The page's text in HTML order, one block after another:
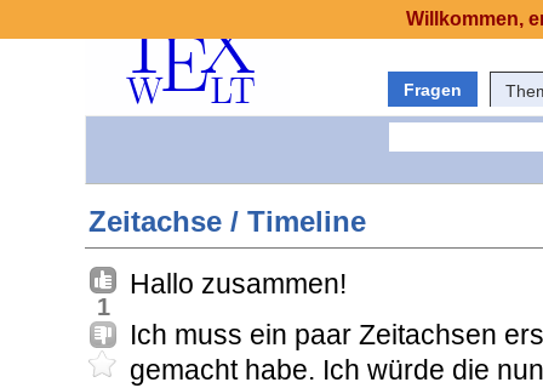
Fragen
Zeitachse / Timeline
1
Hallo zusammen!
Ich muss ein paar Zeitachsen
gemacht habe. Ich würde die
Willkommen,